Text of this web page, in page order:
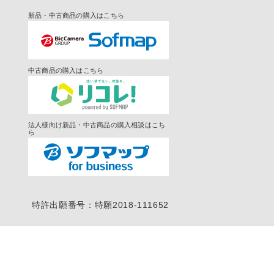
新品・中古商品の購入はこちら
中古商品の購入はこちら
法人様向け新品・中古商品の購入相談はこち
ら
特許出願番号：特願2018-111652